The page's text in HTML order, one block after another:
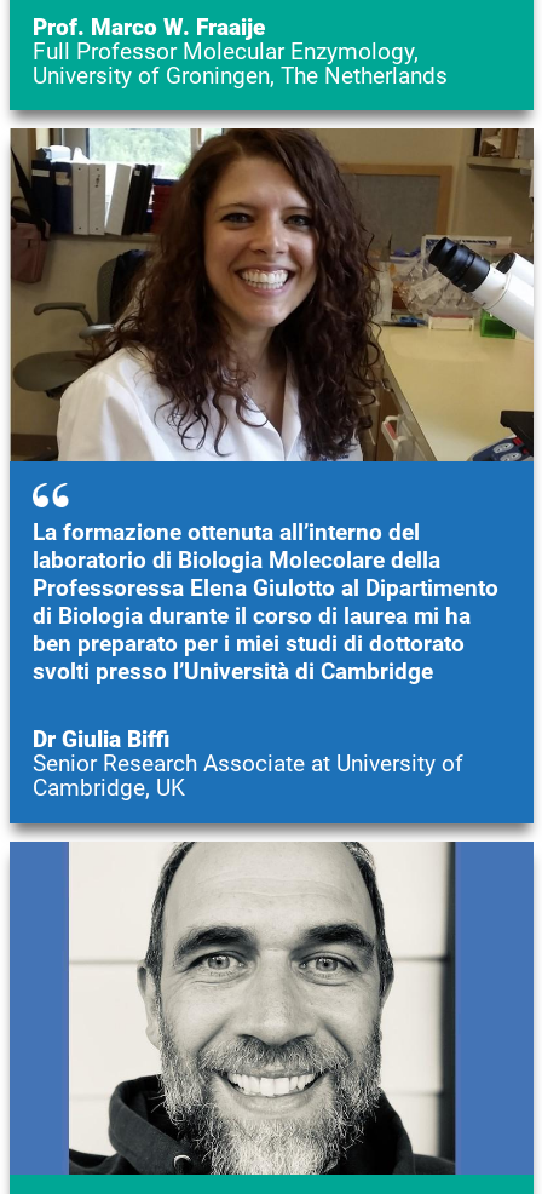
Prof. Marco W. Fraaije
Full Professor Molecular Enzymology,
University of Groningen, The Netherlands
La formazione ottenuta all’interno del
laboratorio di Biologia Molecolare della
Professoressa Elena Giulotto al Dipartimento
di Biologia durante il corso di laurea mi ha
ben preparato per i miei studi di dottorato
svolti presso l’Università di Cambridge
Dr Giulia Biffi
Senior Research Associate at University of
Cambridge, UK
Immagine